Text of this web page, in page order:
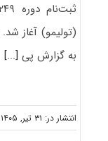
به گزارش پی[...]
انتشار در: ۳۱ تیر, ۱۴۰۵